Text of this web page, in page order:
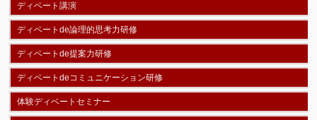
ディベート講演
ディベートde論理的思考力研修
ディベートde提案力研修
ディベートdeコミュニケーション研修
体験ディベートセミナー